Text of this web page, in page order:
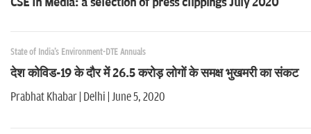
CSE In Media: a selection of press clippings July 2020
State of India's Environment-DTE Annuals
देश कोविड-19 के दौर में 26.5 करोड़ लोगों के समक्ष भुखमरी का संकट
Prabhat Khabar | Delhi | June 5, 2020